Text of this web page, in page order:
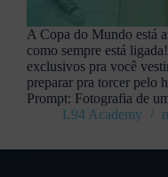
A Copa do Mundo está
como sempre está
exclusivos pra você
preparar pra torcer pelo
Prompt: Fotografia de
L94 Academy